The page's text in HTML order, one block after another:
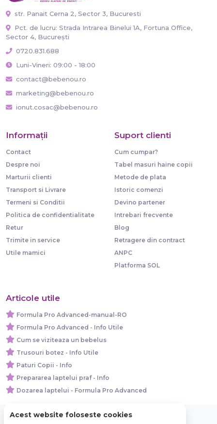
str. Panait Cerna 2, Sector 3, Bucuresti
Pct. de lucru: Strada Intrarea Binelui 1A, Fortuna Office,
Sector 4, București
0720.831.688
Luni-Vineri: 09:00 - 18:00
contact@bebenou.ro
marketing@bebenou.ro
ionut.cosac@bebenou.ro
Informaţii
Contact
Despre noi
Marturii clienti
Transport si Livrare
Termeni si Conditii
Politica de confidentialitate
Retur
Trimite in service
Utile mamici
Suport clienti
Cum cumpar?
Tabel masuri haine copii
Metode de plata
Istoric comenzi
Devino partener
Intrebari frecvente
Blog
Retragere din contract
ANPC
Platforma SOL
Articole utile
Formula Pro Advanced-manual-RO
Formula Pro Advanced - Info Utile
Cum se viziteaza un bebelus
Trusouri botez - Info Utile
Paturi Copii - Info
Prepararea laptelui praf - Info
Dozarea laptelui - Formula Pro Advanced
Acest website foloseste cookies